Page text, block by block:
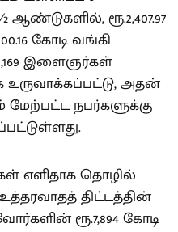
ரூ.2,407.97
கோடி வங்கி
இளைஞர்கள்
அதன்
மேற்பட்ட நபர்களுக்கு
எளிதாக தொழில்
திட்டத்தின்
ரூ.7,894 கோடி